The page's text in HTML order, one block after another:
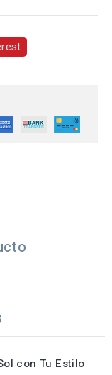
con Tu Estilo